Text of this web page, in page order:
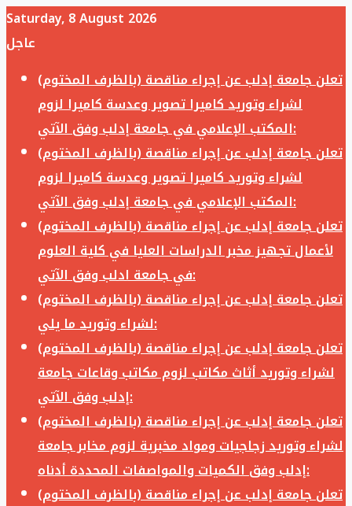
Saturday, 8 August 2026
عاجل
تعلن جامعة إدلب عن إجراء مناقصة (بالظرف المختوم)
لشراء وتوريد كاميرا تصوير وعدسة كاميرا لزوم
المكتب الإعلامي في جامعة إدلب وفق الآتي:
تعلن جامعة إدلب عن إجراء مناقصة (بالظرف المختوم)
لشراء وتوريد كاميرا تصوير وعدسة كاميرا لزوم
المكتب الإعلامي في جامعة إدلب وفق الآتي:
تعلن جامعة إدلب عن إجراء مناقصة (بالظرف المختوم)
لأعمال تجهيز مخبر الدراسات العليا في كلية العلوم
في جامعة ادلب وفق الآتي:
تعلن جامعة إدلب عن إجراء مناقصة (بالظرف المختوم)
لشراء وتوريد ما يلي:
تعلن جامعة إدلب عن إجراء مناقصة (بالظرف المختوم)
لشراء وتوريد أثاث مكاتب لزوم مكاتب وقاعات جامعة
إدلب وفق الآتي:
تعلن جامعة إدلب عن إجراء مناقصة (بالظرف المختوم)
لشراء وتوريد زجاجيات ومواد مخبرية لزوم مخابر جامعة
إدلب وفق الكميات والمواصفات المحددة أدناه:
تعلن جامعة إدلب عن إجراء مناقصة (بالظرف المختوم)